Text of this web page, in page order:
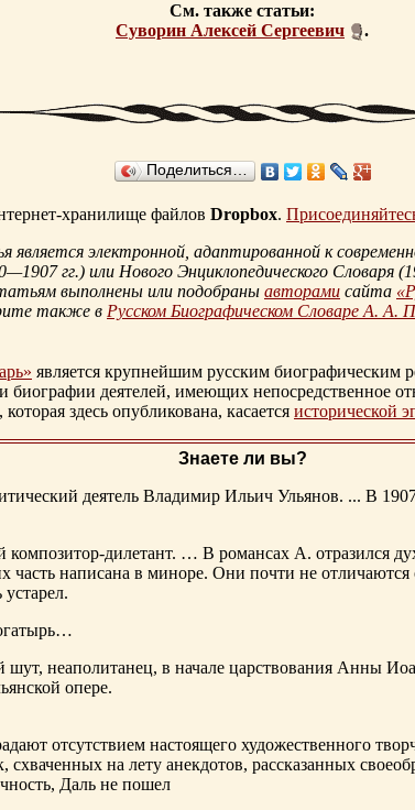
См. также статьи:
Суворин Алексей Сергеевич
.
Поделиться…
хранилище файлов Dropbox.
электронной, адаптированной к
гг.) или Нового Энциклопедического Словаря (
выполнены или подобраны авторами сайта
также в Русском Биографическом Словаре А. А.
является крупнейшим русским биографическим
биографии деятелей, имеющих непосредственное
здесь опубликована, касается исторической
Знаете ли вы?
деятель Владимир Ильич Ульянов. ... В
композитор-дилетант. … В романсах А. отразился
написана в миноре. Они почти не
неаполитанец, в начале царствования Анны
опере.
отсутствием настоящего художественного
на лету анекдотов, рассказанных
Даль не пошел